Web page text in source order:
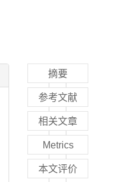
摘要
参考文献
相关文章
Metrics
本文评价